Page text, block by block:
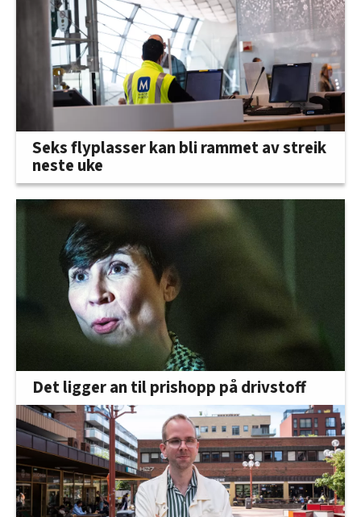
Seks flyplasser kan bli rammet av streik
neste uke
Det ligger an til prishopp på drivstoff